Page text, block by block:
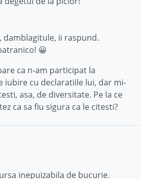
damblagitule, ii raspund.
😀
ca n-am participat la
iubire cu declaratiile lui, dar mi-
asa, de diversitate. Pe la ce
ca sa fiu sigura ca le citesti?
inepuizabila de bucurie.